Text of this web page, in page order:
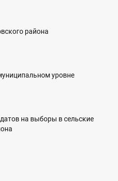
района
уровне
на выборы в сельские